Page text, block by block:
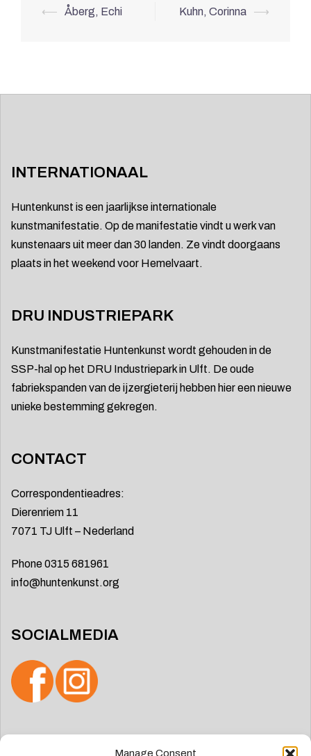
Manage Consent
Berichtnavigatie
⟵ Åberg, Echi Kuhn, Corinna ⟶
INTERNATIONAAL
Huntenkunst is een jaarlijkse internationale
kunstmanifestatie. Op de manifestatie vindt u werk van
kunstenaars uit meer dan 30 landen. Ze vindt doorgaans
plaats in het weekend voor Hemelvaart.
DRU INDUSTRIEPARK
Kunstmanifestatie Huntenkunst wordt gehouden in de
SSP-hal op het DRU Industriepark in Ulft. De oude
fabriekspanden van de ijzergieterij hebben hier een nieuwe
unieke bestemming gekregen.
CONTACT
Correspondentieadres:
Dierenriem 11
7071 TJ Ulft – Nederland
Phone 0315 681961
info@huntenkunst.org
SOCIALMEDIA